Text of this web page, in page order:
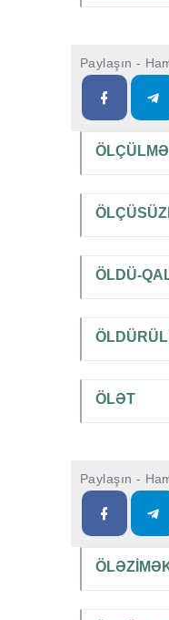
Paylaşın -
ÖLDÜ-
ÖLƏT
Paylaşın -